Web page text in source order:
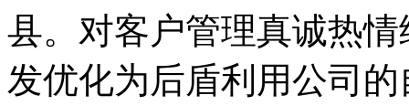
县。对客户管理真诚热
发优化为后盾利用公司